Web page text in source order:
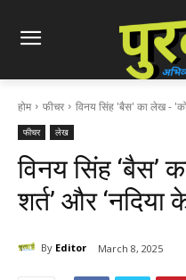
होम फीचर विनय सिंह 'बैस' का लेख -
फीचर लेख
विनय सिंह ‘बैस’
शर्त’ और ‘नदिया
By Editor March 8, 2025